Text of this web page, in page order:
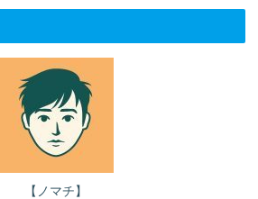
【ノマチ】